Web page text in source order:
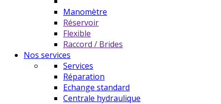
Manomètre
Réservoir
Flexible
Raccord / Brides
Nos services
Services
Réparation
Echange standard
Centrale hydraulique